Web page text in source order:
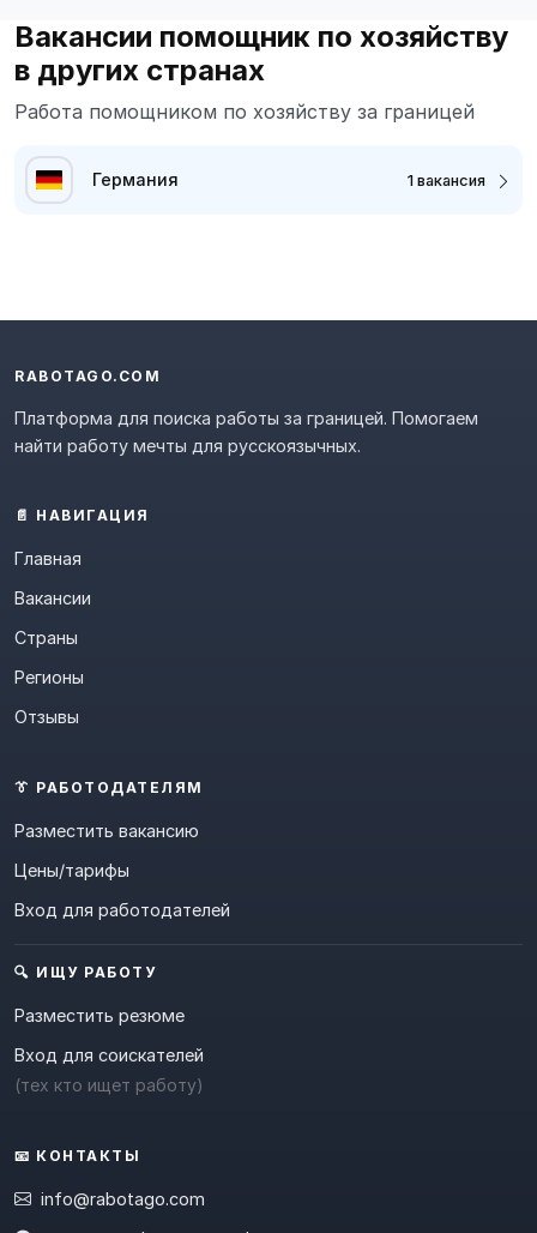
Вакансии помощник по хозяйству
в других странах
Работа помощником по хозяйству за границей
Германия 1 вакансия
RABOTAGO.COM
Платформа для поиска работы за границей. Помогаем
найти работу мечты для русскоязычных.
📄 НАВИГАЦИЯ
Главная
Вакансии
Страны
Регионы
Отзывы
👔 РАБОТОДАТЕЛЯМ
Разместить вакансию
Цены/тарифы
Вход для работодателей
🔍 ИЩУ РАБОТУ
Разместить резюме
Вход для соискателей
(тех кто ищет работу)
📧 КОНТАКТЫ
info@rabotago.com